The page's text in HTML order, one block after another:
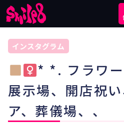
インスタグラム
* *. フラワー
展示場、開店祝
ア、葬儀場、、